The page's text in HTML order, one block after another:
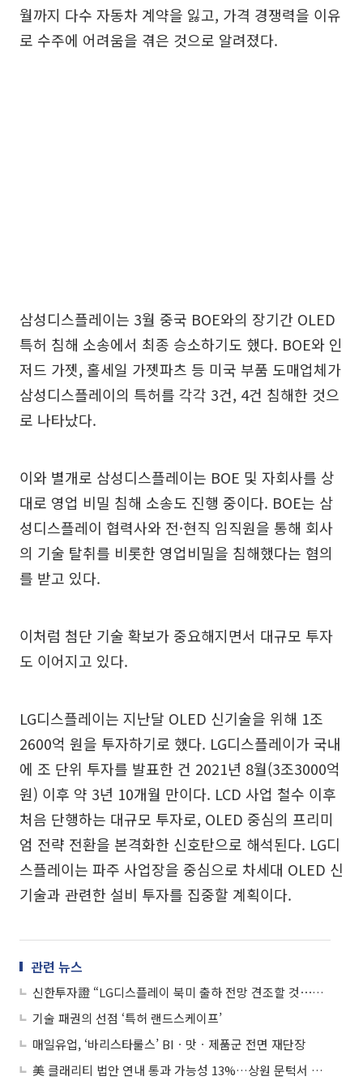
월까지 다수 자동차 계약을 잃고, 가격 경쟁력을 이유
로 수주에 어려움을 겪은 것으로 알려졌다.
삼성디스플레이는 3월 중국 BOE와의 장기간 OLED
특허 침해 소송에서 최종 승소하기도 했다. BOE와 인
저드 가젯, 홀세일 가젯파츠 등 미국 부품 도매업체가
삼성디스플레이의 특허를 각각 3건, 4건 침해한 것으
로 나타났다.
이와 별개로 삼성디스플레이는 BOE 및 자회사를 상
대로 영업 비밀 침해 소송도 진행 중이다. BOE는 삼
성디스플레이 협력사와 전·현직 임직원을 통해 회사
의 기술 탈취를 비롯한 영업비밀을 침해했다는 혐의
를 받고 있다.
이처럼 첨단 기술 확보가 중요해지면서 대규모 투자
도 이어지고 있다.
LG디스플레이는 지난달 OLED 신기술을 위해 1조
2600억 원을 투자하기로 했다. LG디스플레이가 국내
에 조 단위 투자를 발표한 건 2021년 8월(3조3000억
원) 이후 약 3년 10개월 만이다. LCD 사업 철수 이후
처음 단행하는 대규모 투자로, OLED 중심의 프리미
엄 전략 전환을 본격화한 신호탄으로 해석된다. LG디
스플레이는 파주 사업장을 중심으로 차세대 OLED 신
기술과 관련한 설비 투자를 집중할 계획이다.
관련 뉴스
신한투자證 “LG디스플레이 북미 출하 전망 견조할 것⋯목표주가↑”
기술 패권의 선점 ‘특허 랜드스케이프’
매일유업, ‘바리스타룰스’ BIㆍ맛ㆍ제품군 전면 재단장
美 클래리티 법안 연내 통과 가능성 13%…상원 문턱서 제동